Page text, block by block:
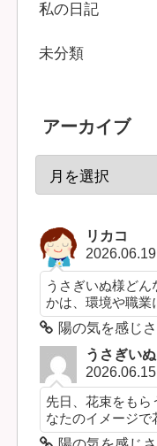
私の日記
未分類
アーカイブ
リカコ
2026.06.19
うさぎいぬ様ど
かは、環境や職業
陽の気を感じ
うさぎいぬ
2026.06.15
先日、花束をもら
なたのイメージで